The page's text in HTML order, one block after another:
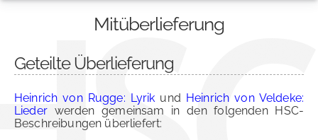
Mitüberlieferung
Geteilte Überlieferung
Heinrich von Rugge: Lyrik und Heinrich von Veldeke:
Liederwerden gemeinsam in den folgenden HSC-
Beschreibungen überliefert: